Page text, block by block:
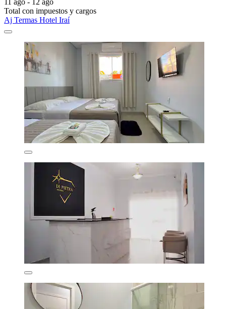
11 ago - 12 ago
Total con impuestos y cargos
Aj Termas Hotel Iraí